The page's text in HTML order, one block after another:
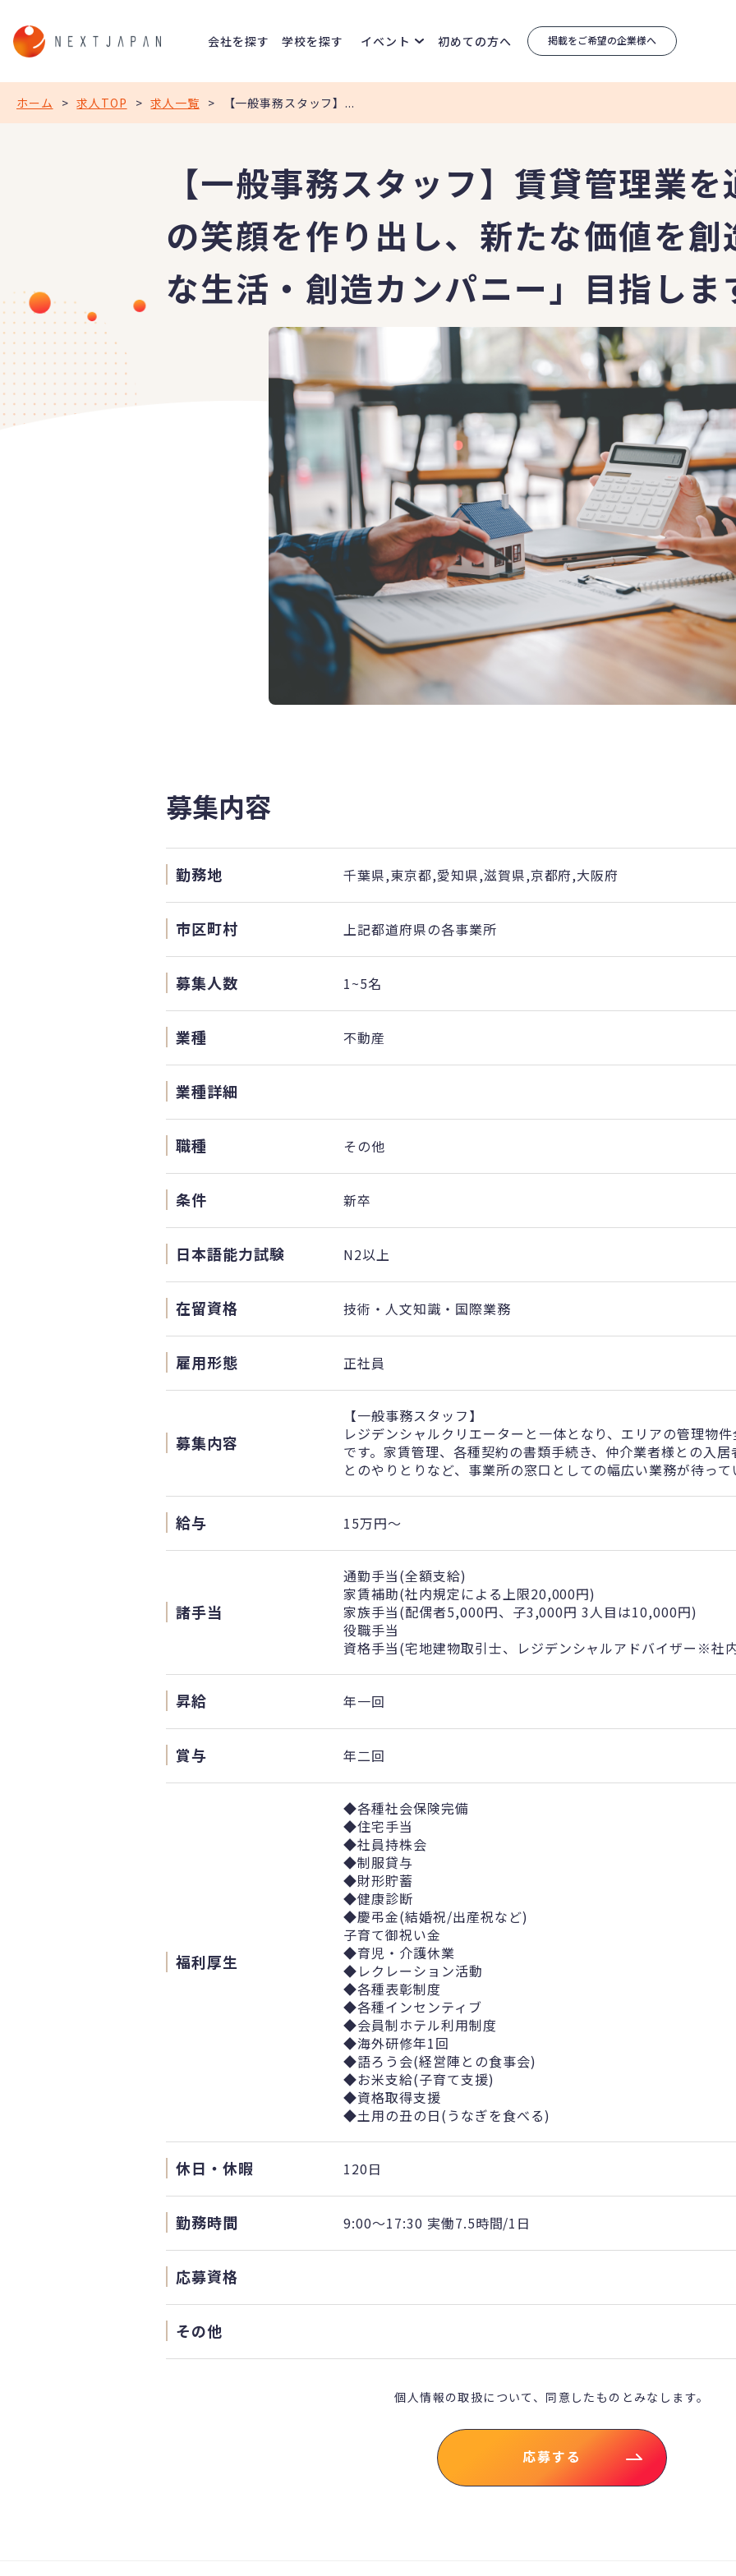
会社を探す 学校を探す イベント 初めての方へ 掲載をご希望の企業様へ
ホーム > 求人TOP > 求人一覧 > 【一般事務スタッフ】...
【一般事務スタッフ】賃貸管理業
の笑顔を作り出し、新たな価値を
な生活・創造カンパニー」目指し
募集内容
勤務地 千葉県,東京都,愛知県,滋賀県,京都府,大阪府
市区町村 上記都道府県の各事業所
募集人数 1~5名
業種 不動産
業種詳細
職種 その他
条件 新卒
日本語能力試験 N2以上
在留資格 技術・人文知識・国際業務
雇用形態 正社員
募集内容
【一般事務スタッフ】
レジデンシャルクリエーターと一体となり、エリアの管理物
です。家賃管理、各種契約の書類手続き、仲介業者様との入
とのやりとりなど、事業所の窓口としての幅広い業務が待って
給与 15万円〜
諸手当
通勤手当(全額支給)
家賃補助(社内規定による上限20,000円)
家族手当(配偶者5,000円、子3,000円 3人目は10,000円)
役職手当
資格手当(宅地建物取引士、レジデンシャルアドバイザー※社
昇給 年一回
賞与 年二回
福利厚生
◆各種社会保険完備
◆住宅手当
◆社員持株会
◆制服貸与
◆財形貯蓄
◆健康診断
◆慶弔金(結婚祝/出産祝など)
子育て御祝い金
◆育児・介護休業
◆レクレーション活動
◆各種表彰制度
◆各種インセンティブ
◆会員制ホテル利用制度
◆海外研修年1回
◆語ろう会(経営陣との食事会)
◆お米支給(子育て支援)
◆資格取得支援
◆土用の丑の日(うなぎを食べる)
休日・休暇 120日
勤務時間 9:00～17:30 実働7.5時間/1日
応募資格
その他
個人情報の取扱について、 同意したものとみなします。
応募する